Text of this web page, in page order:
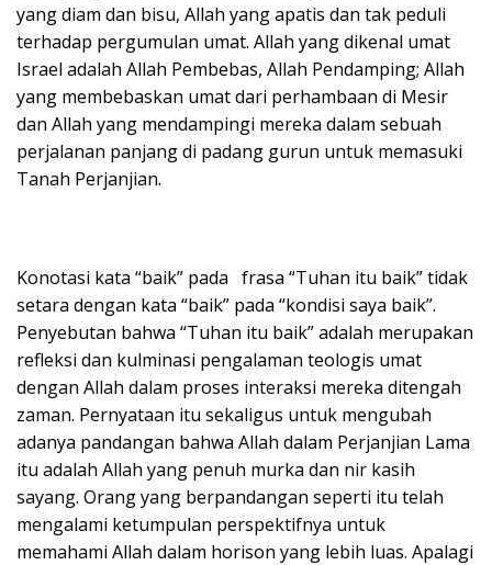
yang diam dan bisu, Allah yang apatis dan tak peduli
terhadap pergumulan umat. Allah yang dikenal umat
Israel adalah Allah Pembebas, Allah Pendamping; Allah
yang membebaskan umat dari perhambaan di Mesir
dan Allah yang mendampingi mereka dalam sebuah
perjalanan panjang di padang gurun untuk memasuki
Tanah Perjanjian.
Konotasi kata “baik” pada frasa “Tuhan itu baik” tidak
setara dengan kata “baik” pada “kondisi saya baik”.
Penyebutan bahwa “Tuhan itu baik” adalah merupakan
refleksi dan kulminasi pengalaman teologis umat
dengan Allah dalam proses interaksi mereka ditengah
zaman. Pernyataan itu sekaligus untuk mengubah
adanya pandangan bahwa Allah dalam Perjanjian Lama
itu adalah Allah yang penuh murka dan nir kasih
sayang. Orang yang berpandangan seperti itu telah
mengalami ketumpulan perspektifnya untuk
memahami Allah dalam horison yang lebih luas. Apalagi